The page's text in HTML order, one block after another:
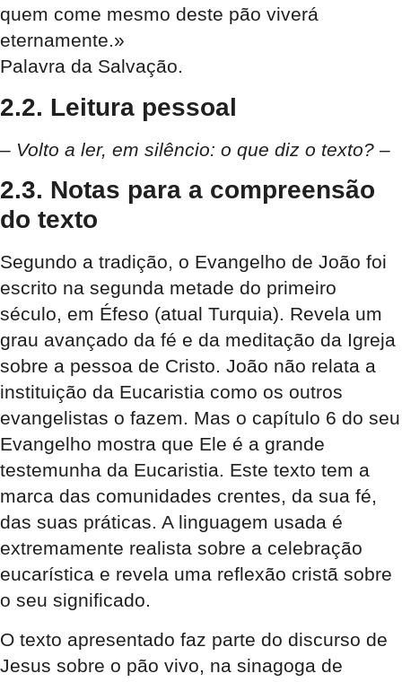
quem come mesmo deste pão viverá
eternamente.»
Palavra da Salvação.
2.2. Leitura pessoal
– Volto a ler, em silêncio: o que diz o texto? –
2.3. Notas para a compreensão
do texto
Segundo a tradição, o Evangelho de João foi
escrito na segunda metade do primeiro
século, em Éfeso (atual Turquia). Revela um
grau avançado da fé e da meditação da Igreja
sobre a pessoa de Cristo. João não relata a
instituição da Eucaristia como os outros
evangelistas o fazem. Mas o capítulo 6 do seu
Evangelho mostra que Ele é a grande
testemunha da Eucaristia. Este texto tem a
marca das comunidades crentes, da sua fé,
das suas práticas. A linguagem usada é
extremamente realista sobre a celebração
eucarística e revela uma reflexão cristã sobre
o seu significado.
O texto apresentado faz parte do discurso de
Jesus sobre o pão vivo, na sinagoga de